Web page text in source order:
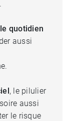
.
quotidien
aussi
, le pilulier
aussi
le risque